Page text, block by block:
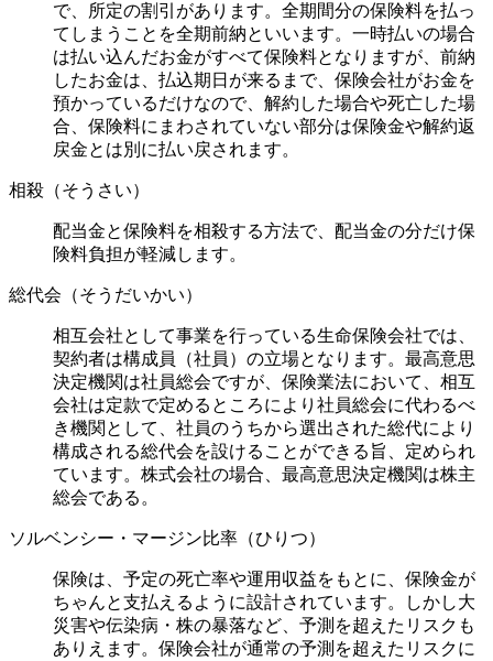
で、所定の割引があります。全期間分の保険料を払っ
てしまうことを全期前納といいます。一時払いの場合
は払い込んだお金がすべて保険料となりますが、前納
したお金は、払込期日が来るまで、保険会社がお金を
預かっているだけなので、解約した場合や死亡した場
合、保険料にまわされていない部分は保険金や解約返
戻金とは別に払い戻されます。
相殺（そうさい）
配当金と保険料を相殺する方法で、配当金の分だけ保
険料負担が軽減します。
総代会（そうだいかい）
相互会社として事業を行っている生命保険会社では、
契約者は構成員（社員）の立場となります。最高意思
決定機関は社員総会ですが、保険業法において、相互
会社は定款で定めるところにより社員総会に代わるべ
き機関として、社員のうちから選出された総代により
構成される総代会を設けることができる旨、定められ
ています。株式会社の場合、最高意思決定機関は株主
総会である。
ソルベンシー・マージン比率（ひりつ）
保険は、予定の死亡率や運用収益をもとに、保険金が
ちゃんと支払えるように設計されています。しかし大
災害や伝染病・株の暴落など、予測を超えたリスクも
ありえます。保険会社が通常の予測を超えたリスクに